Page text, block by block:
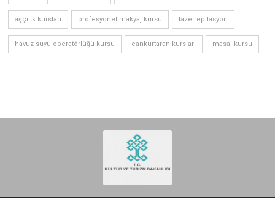
aşçılık kursları profesyonel makyaj kursu lazer epilasyon
havuz suyu operatörlüğü kursu cankurtaran kursları masaj kursu